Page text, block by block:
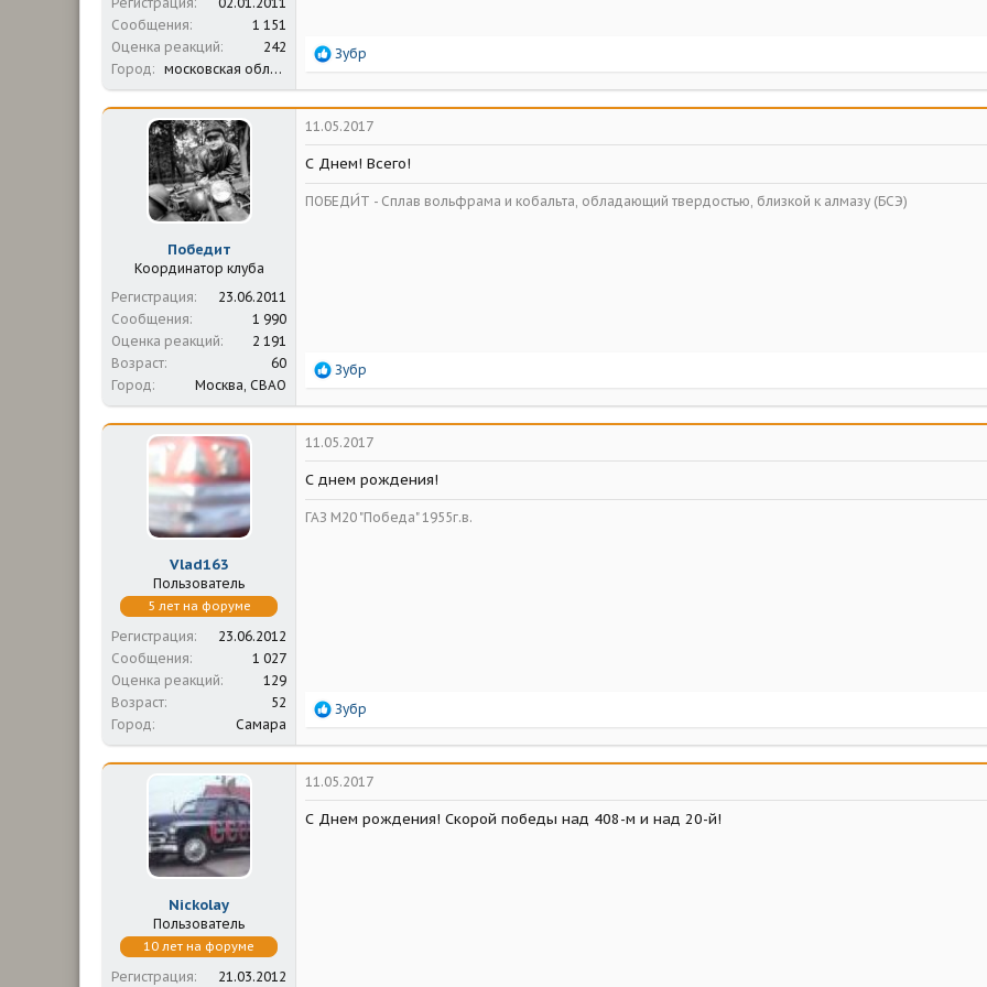
Сообщения
1 151
Оценка реакций
242
Город
московская область
Р
а
к
ц
и
и
Зубр
Победит
Координатор клуба
Регистрация
23.06.2011
Сообщения
1 990
Оценка реакций
2 191
Возраст
60
Город
Москва, СВАО
11.05.2017
С Днем! Всего!
ПОБЕДИ́Т - Сплав вольфрама и кобальта, обладающий твердостью, близкой к алмазу (БСЭ)
Р
а
к
ц
и
Зубр
Vlad163
Пользователь
5 лет на форуме
Регистрация
23.06.2012
Сообщения
1 027
Оценка реакций
129
Возраст
52
Город
Самара
11.05.2017
С днем рождения!
ГАЗ М20 "Победа" 1955г.в.
Р
а
к
ц
и
и
Зубр
Nickolay
Пользователь
10 лет на форуме
Регистрация 21.03.2012
11.05.2017
С Днем рождения! Скорой победы над 408-м и над 20-й!